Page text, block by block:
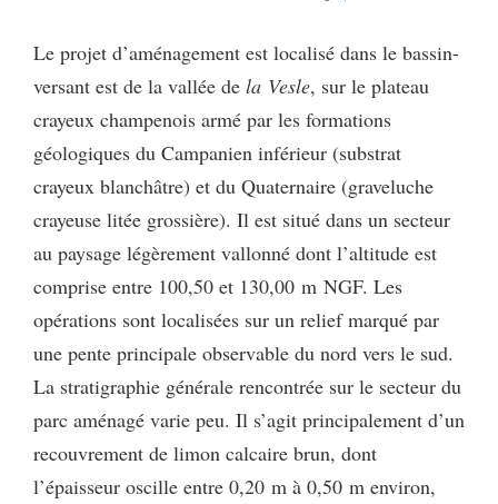
Le projet d’aménagement est localisé dans le bassin-
versant est de la vallée de la Vesle, sur le plateau
crayeux champenois armé par les formations
géologiques du Campanien inférieur (substrat
crayeux blanchâtre) et du Quaternaire (graveluche
crayeuse litée grossière). Il est situé dans un secteur
au paysage légèrement vallonné dont l’altitude est
comprise entre 100,50 et 130,00 m NGF. Les
opérations sont localisées sur un relief marqué par
une pente principale observable du nord vers le sud.
La stratigraphie générale rencontrée sur le secteur du
parc aménagé varie peu. Il s’agit principalement d’un
recouvrement de limon calcaire brun, dont
l’épaisseur oscille entre 0,20 m à 0,50 m environ,